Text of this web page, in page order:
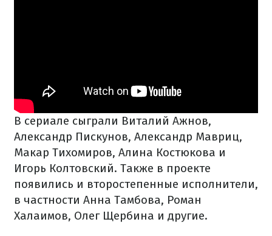
В сериале сыграли Виталий Ажнов,
Александр Пискунов, Александр Мавриц,
Макар Тихомиров, Алина Костюкова и
Игорь Колтовский. Также в проекте
появились и второстепенные исполнители,
в частности Анна Тамбова, Роман
Халаимов, Олег Щербина и другие.